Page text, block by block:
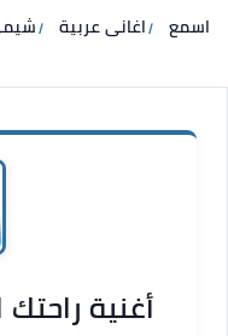
اسمع اغانى عربية
أغنية